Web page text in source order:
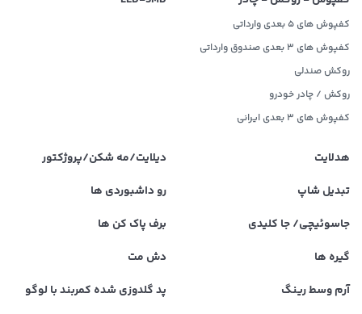
کفپوش های 5 بعدی وارداتی
کفپوش های 3 بعدی صندوق وارداتی
روکش صندلی
روکش / چادر خودرو
کفپوش های ۳ بعدی ایرانی
هدلایت
دیلایت/مه شکن/پروژکتور
تبدیل شاپ
رو داشبوردی ها
جاسوئیچی/ جا کلیدی
برف پاک کن ها
گیره ها
دش مت
آرم وسط رینگ
پد گلدوزی شده کمربند با لوگو